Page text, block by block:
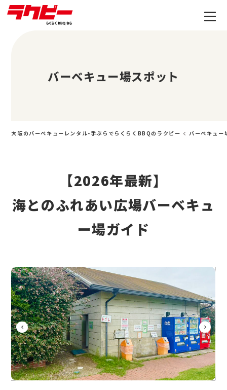
バーベキュー場スポット
大阪のバーベキューレンタル-手ぶらでらくらくBBQのラクビー バーベキュー
【2026年最新】
海とのふれあい広場バーベキュ
ー場ガイド